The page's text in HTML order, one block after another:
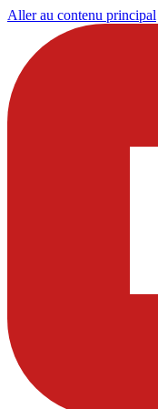
Aller au contenu principal